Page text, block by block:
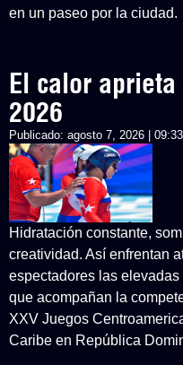
en un paseo por la ciudad.
El calor
2026
Publicado: agosto 7, 2026 | 09:33
Hidratación constante,
creatividad. Así enfrentan
espectadores las elevadas
que acompañan la
XXV Juegos
Caribe en República